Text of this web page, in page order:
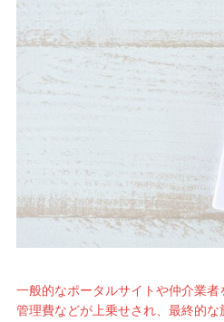
一般的なポータルサイトや仲介業
管理費などが上乗せされ、最終的